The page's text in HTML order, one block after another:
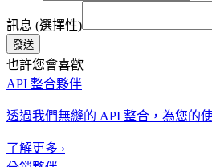
訊息 (選擇性)
發送
也許您會喜歡
API 整合夥伴
透過我們無縫的 API 整合，為您的
了解更多 ›